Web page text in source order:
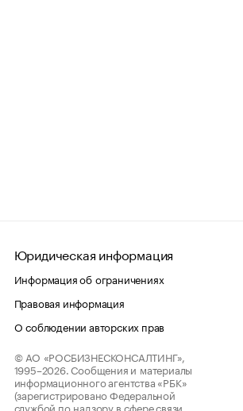
Юридическая информация
Информация об ограничениях
Правовая информация
О соблюдении авторских прав
© АО «РОСБИЗНЕСКОНСАЛТИНГ»,
1995–2026. Сообщения и материалы
информационного агентства «РБК»
(зарегистрировано Федеральной
службой по надзору в сфере связи,